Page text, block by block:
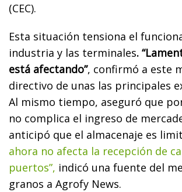
(CEC).
Esta situación tensiona el
industria y las terminales.
está afectando”, confirmó a este
directivo de unas las principales
Al mismo tiempo, aseguró que
no complica el ingreso de
anticipó que el almacenaje es
ahora no afecta la recepción de
puertos”, indicó una fuente del
granos a Agrofy News.